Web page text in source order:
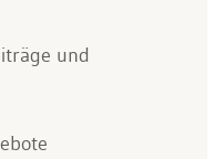
und